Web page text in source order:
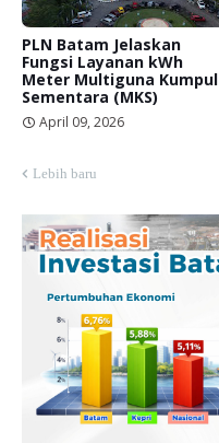
PLN Batam Jelaskan
Fungsi Layanan kWh
Meter Multiguna Kumpul
Sementara (MKS)
April 09, 2026
Lebih baru